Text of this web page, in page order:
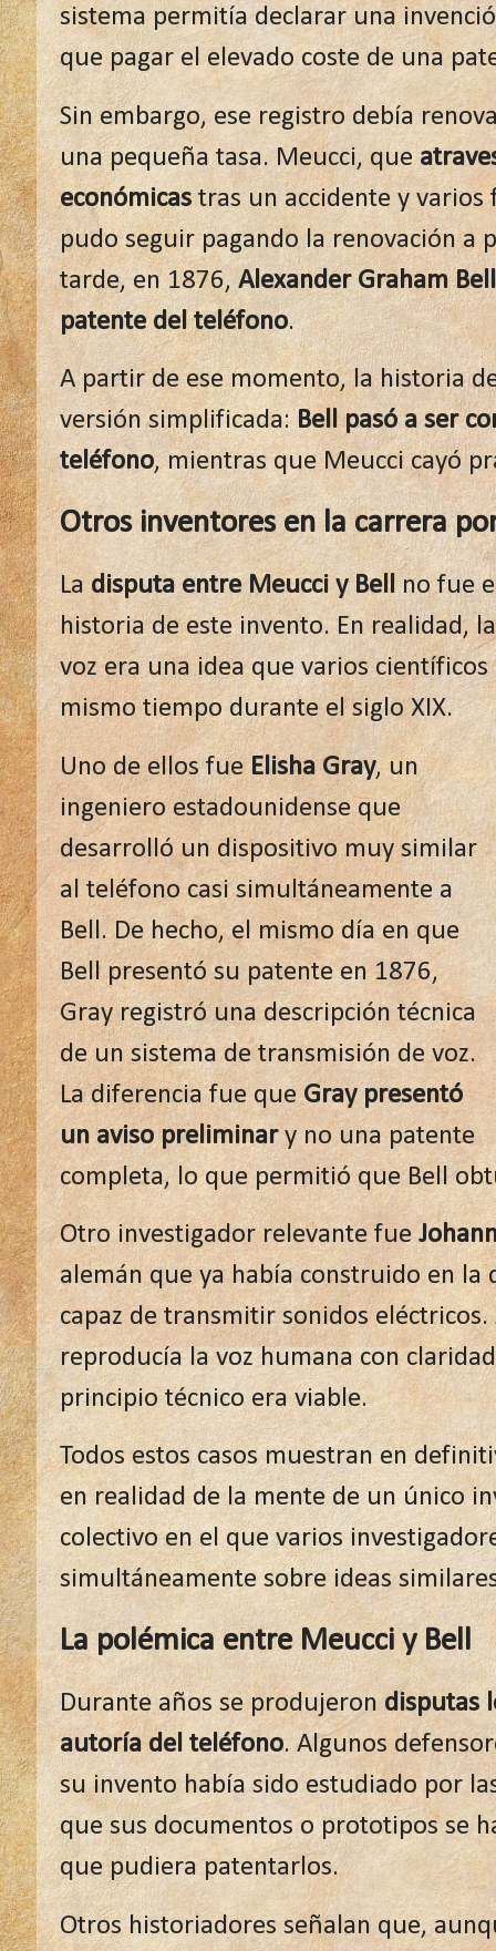
sistema permitía declarar una
que pagar el elevado coste de una
Sin embargo, ese registro debía
una pequeña tasa. Meucci, que
económicastras un accidente y varios
pudo seguir pagando la renovación a
tarde, en 1876, Alexander Graham
patente del teléfono.
A partir de ese momento, la historia
versión simplificada:Bell pasó a ser
teléfono, mientras que Meucci cayó
Otros inventores en la carrera
Ladisputa entre Meucci y Bellno fue
historia de este invento. En realidad,
voz era una idea que varios
mismo tiempo durante el siglo XIX.
Uno de ellos fueElisha Gray, un
ingeniero estadounidense que
desarrolló un dispositivo muy similar
al teléfono casi simultáneamente a
Bell. De hecho, el mismo día en que
Bell presentó su patente en 1876,
Gray registró una descripción técnica
de un sistema de transmisión de voz.
La diferencia fue queGray presentó
un aviso preliminary no una patente
completa, lo que permitió que Bell
Otro investigador relevante fue
alemán que ya había construido en la
capaz de transmitir sonidos
reproducía la voz humana con
principio técnico era viable.
Todos estos casos muestran en
en realidad de la mente de un único
colectivo en el que varios
simultáneamente sobre ideas
La polémica entre Meucci y Bell
Durante años se produjerondisputas
autoría del teléfono. Algunos
su invento había sido estudiado por
que sus documentos o prototipos se
que pudiera patentarlos.
Otros historiadores señalan que,